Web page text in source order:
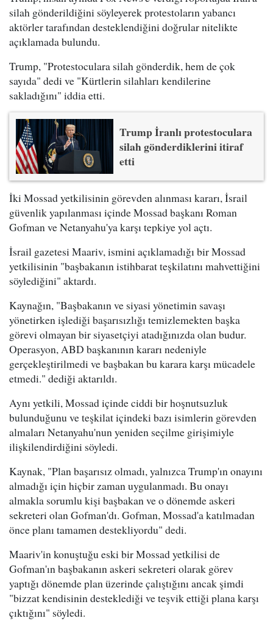
silah gönderildiğini söyleyerek protestoların yabancı
aktörler tarafından desteklendiğini doğrular nitelikte
açıklamada bulundu.
Trump, "Protestoculara silah gönderdik, hem de çok
sayıda" dedi ve "Kürtlerin silahları kendilerine
sakladığını" iddia etti.
Trump İranlı protestoculara
silah gönderdiklerini itiraf
etti
İki Mossad yetkilisinin görevden alınması kararı, İsrail
güvenlik yapılanması içinde Mossad başkanı Roman
Gofman ve Netanyahu'ya karşı tepkiye yol açtı.
İsrail gazetesi Maariv, ismini açıklamadığı bir Mossad
yetkilisinin "başbakanın istihbarat teşkilatını mahvettiğini
söylediğini" aktardı.
Kaynağın, "Başbakanın ve siyasi yönetimin savaşı
yönetirken işlediği başarısızlığı temizlemekten başka
görevi olmayan bir siyasetçiyi atadığınızda olan budur.
Operasyon, ABD başkanının kararı nedeniyle
gerçekleştirilmedi ve başbakan bu karara karşı mücadele
etmedi." dediği aktarıldı.
Aynı yetkili, Mossad içinde ciddi bir hoşnutsuzluk
bulunduğunu ve teşkilat içindeki bazı isimlerin görevden
almaları Netanyahu'nun yeniden seçilme girişimiyle
ilişkilendirdiğini söyledi.
Kaynak, "Plan başarısız olmadı, yalnızca Trump'ın onayını
almadığı için hiçbir zaman uygulanmadı. Bu onayı
almakla sorumlu kişi başbakan ve o dönemde askeri
sekreteri olan Gofman'dı. Gofman, Mossad'a katılmadan
önce planı tamamen destekliyordu" dedi.
Maariv'in konuştuğu eski bir Mossad yetkilisi de
Gofman'ın başbakanın askeri sekreteri olarak görev
yaptığı dönemde plan üzerinde çalıştığını ancak şimdi
"bizzat kendisinin desteklediği ve teşvik ettiği plana karşı
çıktığını" söyledi.